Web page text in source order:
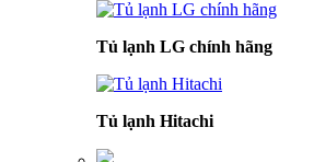
Tủ lạnh LG chính hãng
Tủ lạnh Hitachi